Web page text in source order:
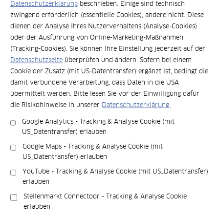
unterschiedlichsten Arbeitsformaten anpasst. Ob
Besprechungen, Workshops, Teamtage oder
Kundentermine: Die Räume lassen sich flexibel buchen
und bieten eine Umgebung, die sowohl konzentriertes
Arbeiten als auch kreativen Austausch unterstützt. Dank
moderner Ausstattung sind hybride Meetings ebenso
möglich wie kreative Sessions oder fokussierte
Arbeitsphasen.
Ausstattung und Nutzungsmöglichkeiten
Moderne Präsentationstechnik für professionelle
Meetings und hybride Formate
Variable Bestuhlung und flexible Tischformen, die sich
je nach Anlass umstellen lassen
Ruhige Atmosphäre für fokussierte Arbeit und
vertrauliche Gespräche
Flächen für Workshops und Gruppenarbeit, die
kreativen Austausch fördern
Datenschutzerklärung beschrieben. Einige sind technisch
zwingend erforderlich (essentielle Cookies), andere nicht. Diese
dienen der Analyse Ihres Nutzerverhaltens (Analyse-Cookies)
oder der Ausführung von Online-Marketing-Maßnahmen
(Tracking-Cookies). Sie können Ihre Einstellung jederzeit auf der
Datenschutzseite überprüfen und ändern. Sofern bei einem
Cookie der Zusatz (mit US-Datentransfer) ergänzt ist, bedingt die
damit verbundene Verarbeitung, dass Daten in die USA
übermittelt werden. Bitte lesen Sie vor der Einwilligung dafür
die Risikohinweise in unserer Datenschutzerklärung.
Google Analytics - Tracking & Analyse Cookie (mit
US_Datentransfer) erlauben
Google Maps - Tracking & Analyse Cookie (mit
US_Datentransfer) erlauben
YouTube - Tracking & Analyse Cookie (mit US_Datentransfer)
erlauben
Stellenmarkt Connectoor - Tracking & Analyse Cookie
erlauben